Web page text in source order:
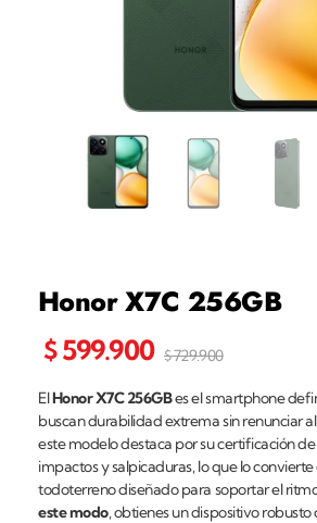
Honor X7C 256GB
$599.900 $729.900
ElHonor X7C 256GBes el smartphone
buscan durabilidad extrema sin renunciar
este modelo destaca por su certificación de
impactos y salpicaduras, lo que lo
todoterreno diseñado para soportar el
este modo, obtienes un dispositivo